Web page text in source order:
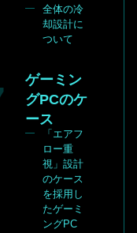
全体の冷
却設計に
ついて
ゲーミン
グPCのケ
ース
「エアフ
ロー重
視」設計
のケース
を採用し
たゲーミ
ングPC